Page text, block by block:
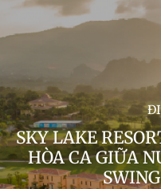
SKY LAKE
HÒA CA GIỮA